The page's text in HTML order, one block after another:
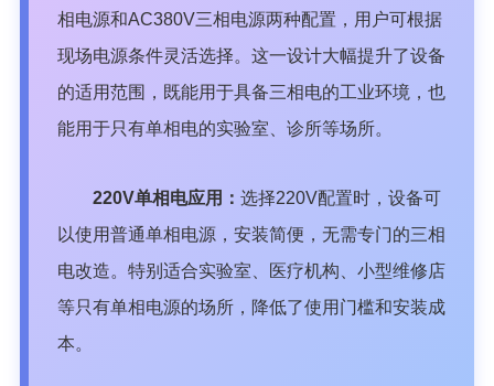
相电源和AC380V三相电源两种配置，用户可根据
现场电源条件灵活选择。这一设计大幅提升了设备
的适用范围，既能用于具备三相电的工业环境，也
能用于只有单相电的实验室、诊所等场所。
220V单相电应用： 选择220V配置时，设备可
以使用普通单相电源，安装简便，无需专门的三相
电改造。特别适合实验室、医疗机构、小型维修店
等只有单相电源的场所，降低了使用门槛和安装成
本。